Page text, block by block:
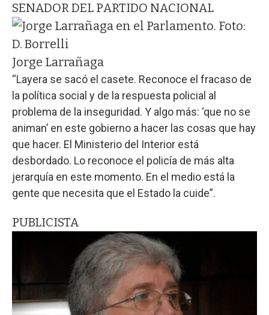
SENADOR DEL PARTIDO NACIONAL
Jorge Larrañaga
“Layera se sacó el casete. Reconoce el fracaso de
la política social y de la respuesta policial al
problema de la inseguridad. Y algo más: ‘que no se
animan’ en este gobierno a hacer las cosas que hay
que hacer. El Ministerio del Interior está
desbordado. Lo reconoce el policía de más alta
jerarquía en este momento. En el medio está la
gente que necesita que el Estado la cuide”.
PUBLICISTA